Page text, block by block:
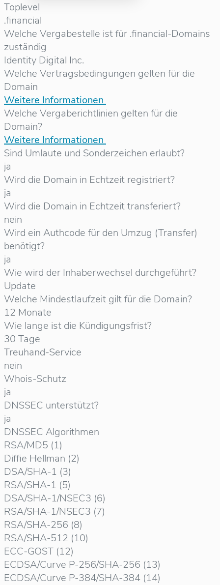
Toplevel
.financial
Welche Vergabestelle ist für .financial-Domains
zuständig
Identity Digital Inc.
Welche Vertragsbedingungen gelten für die
Domain
Weitere Informationen
Welche Vergaberichtlinien gelten für die
Domain?
Weitere Informationen
Sind Umlaute und Sonderzeichen erlaubt?
ja
Wird die Domain in Echtzeit registriert?
ja
Wird die Domain in Echtzeit transferiert?
nein
Wird ein Authcode für den Umzug (Transfer)
benötigt?
ja
Wie wird der Inhaberwechsel durchgeführt?
Update
Welche Mindestlaufzeit gilt für die Domain?
12 Monate
Wie lange ist die Kündigungsfrist?
30 Tage
Treuhand-Service
nein
Whois-Schutz
ja
DNSSEC unterstützt?
ja
DNSSEC Algorithmen
RSA/MD5 (1)
Diffie Hellman (2)
DSA/SHA-1 (3)
RSA/SHA-1 (5)
DSA/SHA-1/NSEC3 (6)
RSA/SHA-1/NSEC3 (7)
RSA/SHA-256 (8)
RSA/SHA-512 (10)
ECC-GOST (12)
ECDSA/Curve P-256/SHA-256 (13)
ECDSA/Curve P-384/SHA-384 (14)